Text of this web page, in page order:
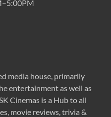
media house, primarily
entertainment as well as
Cinemas is a Hub to all
movie reviews, trivia &